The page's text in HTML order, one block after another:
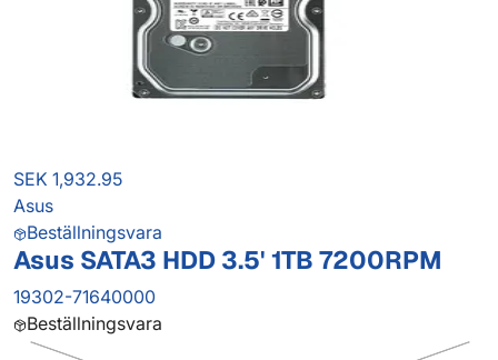
SEK 1,932.95
Asus
Beställningsvara
Asus SATA3 HDD 3.5' 1TB 7200RPM
19302-71640000
Beställningsvara